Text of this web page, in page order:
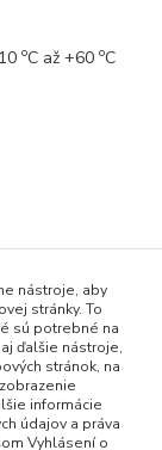
oC až +60oC
nástroje, aby
stránky. To
sú potrebné na
ďalšie nástroje,
stránok, na
informácie
údajov a práva
Vyhlásení o